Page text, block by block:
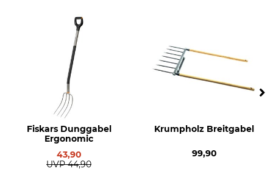
Fiskars Dunggabel
Ergonomic
43,90
UVP 44,90
Krumpholz Breitgabel
99,90